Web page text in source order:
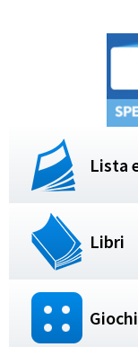
Lista
Libri
Giochi